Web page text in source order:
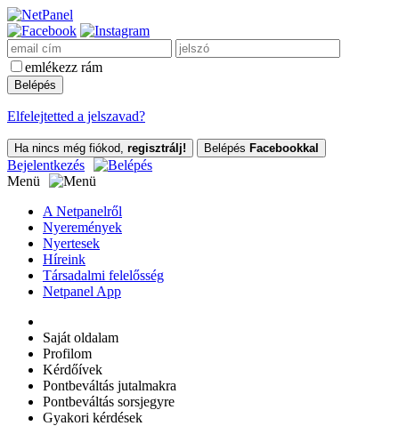
emlékezz rám
Elfelejtetted a jelszavad?
Ha nincs még fiókod, regisztrálj! Belépés Facebookkal
Bejelentkezés
Menü
A Netpanelről
Nyeremények
Nyertesek
Híreink
Társadalmi felelősség
Netpanel App
Saját oldalam
Profilom
Kérdőívek
Pontbeváltás jutalmakra
Pontbeváltás sorsjegyre
Gyakori kérdések